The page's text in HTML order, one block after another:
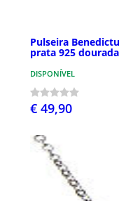
Pulseira
prata 925
DISPONÍVEL
€ 49,90